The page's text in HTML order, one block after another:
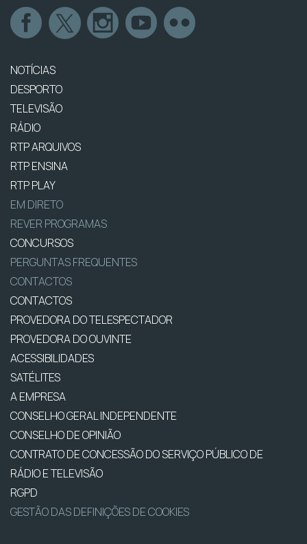
NOTÍCIAS
DESPORTO
TELEVISÃO
RÁDIO
RTP ARQUIVOS
RTP ENSINA
RTP PLAY
EM DIRETO
REVER PROGRAMAS
CONCURSOS
PERGUNTAS FREQUENTES
CONTACTOS
CONTACTOS
PROVEDORA DO TELESPECTADOR
PROVEDORA DO OUVINTE
ACESSIBILIDADES
SATÉLITES
A EMPRESA
CONSELHO GERAL INDEPENDENTE
CONSELHO DE OPINIÃO
CONTRATO DE CONCESSÃO DO SERVIÇO PÚBLICO DE
RÁDIO E TELEVISÃO
RGPD
GESTÃO DAS DEFINIÇÕES DE COOKIES